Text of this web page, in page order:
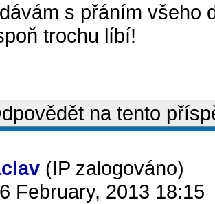
s přáním všeho
trochu líbí!
na tento
(IP zalogováno)
February, 2013 18:15